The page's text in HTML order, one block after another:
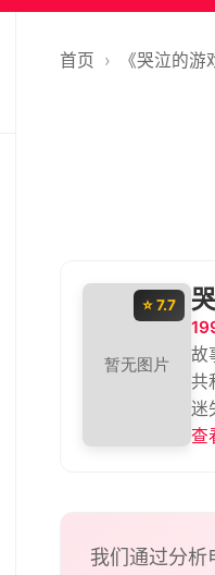
首页 › 《哭泣的游
⭐ 7.7
故
共
迷
暗
查
我们通过分析